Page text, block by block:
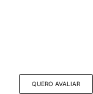
QUERO AVALIAR